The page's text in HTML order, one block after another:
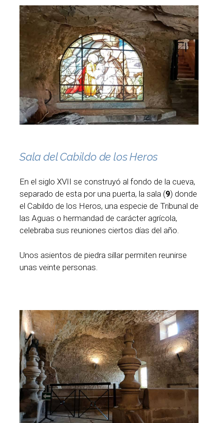
Sala del Cabildo de los Heros
En el siglo XVII se construyó al fondo de la cueva,
separado de esta por una puerta, la sala (9) donde
el Cabildo de los Heros, una especie de Tribunal de
las Aguas o hermandad de carácter agrícola,
celebraba sus reuniones ciertos días del año.
Unos asientos de piedra sillar permiten reunirse
unas veinte personas.